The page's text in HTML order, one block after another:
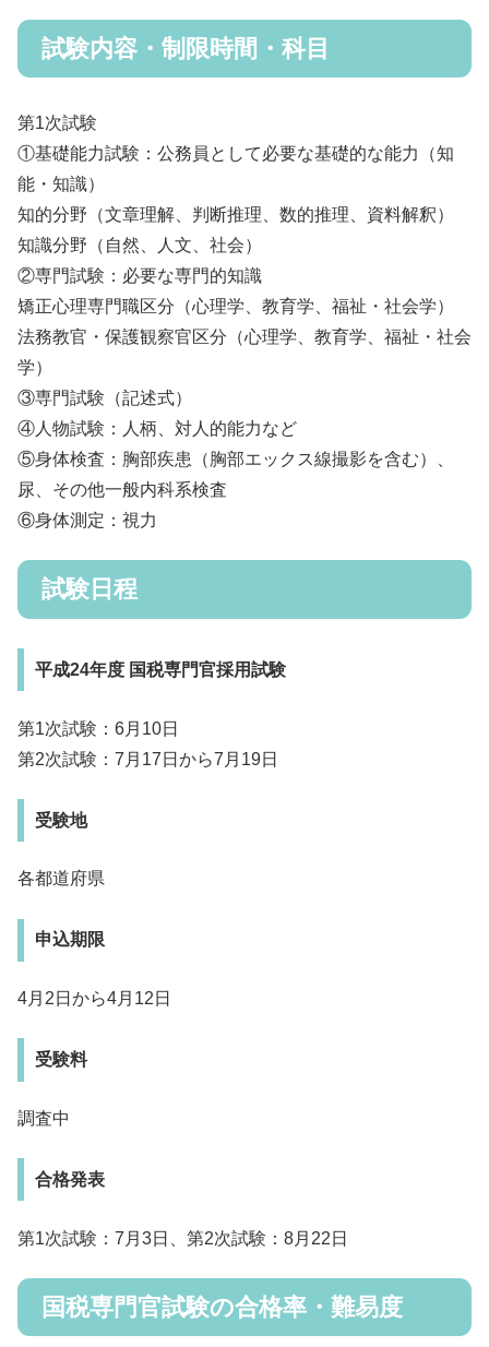
試験内容・制限時間・科目
第1次試験
①基礎能力試験：公務員として必要な基礎的な能力（知
能・知識）
知的分野（文章理解、判断推理、数的推理、資料解釈）
知識分野（自然、人文、社会）
②専門試験：必要な専門的知識
矯正心理専門職区分（心理学、教育学、福祉・社会学）
法務教官・保護観察官区分（心理学、教育学、福祉・社会
学）
③専門試験（記述式）
④人物試験：人柄、対人的能力など
⑤身体検査：胸部疾患（胸部エックス線撮影を含む）、
尿、その他一般内科系検査
⑥身体測定：視力
試験日程
平成24年度 国税専門官採用試験
第1次試験：6月10日
第2次試験：7月17日から7月19日
受験地
各都道府県
申込期限
4月2日から4月12日
受験料
調査中
合格発表
第1次試験：7月3日、第2次試験：8月22日
国税専門官試験の合格率・難易度